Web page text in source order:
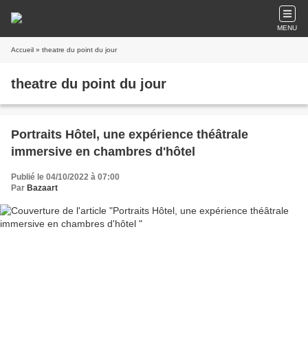
MENU
Accueil » theatre du point du jour
theatre du point du jour
Portraits Hôtel, une expérience théâtrale
immersive en chambres d'hôtel
Publié le 04/10/2022 à 07:00
Par Bazaart